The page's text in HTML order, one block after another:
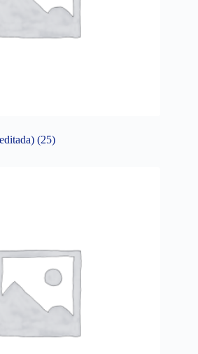
(25)